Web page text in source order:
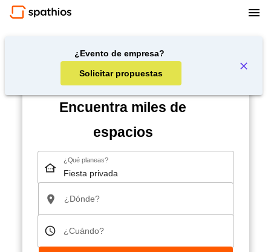
¿Evento de empresa?
Solicitar propuestas
Encuentra miles de
espacios
¿Qué planeas?
¿Dónde?
¿Cuándo?